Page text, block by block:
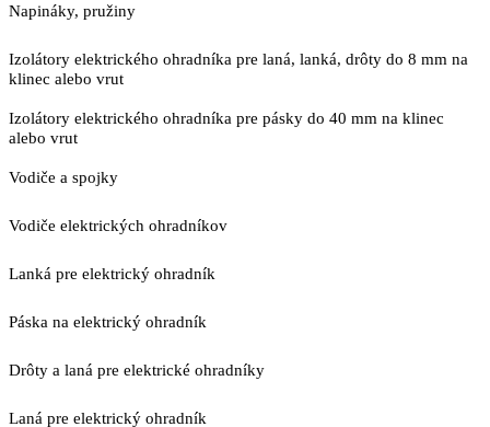
Napináky, pružiny
Izolátory elektrického ohradníka pre laná, lanká, drôty do 8 mm na
klinec alebo vrut
Izolátory elektrického ohradníka pre pásky do 40 mm na klinec
alebo vrut
Vodiče a spojky
Vodiče elektrických ohradníkov
Lanká pre elektrický ohradník
Páska na elektrický ohradník
Drôty a laná pre elektrické ohradníky
Laná pre elektrický ohradník